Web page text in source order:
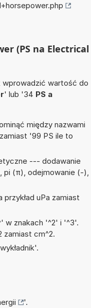
(PS na Electrical
wprowadzić wartość do
' lub '34 PS a
między nazwami
'99 PS ile to
--- dodawanie
pi (π), odejmowanie (-),
uPa zamiast
w znakach '^2' i '^3'.
zamiast cm^2.
'.